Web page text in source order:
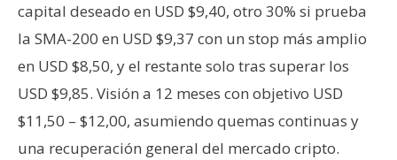
capital deseado en USD $9,40, otro 30% si prueba
la SMA-200 en USD $9,37 con un stop más amplio
en USD $8,50, y el restante solo tras superar los
USD $9,85. Visión a 12 meses con objetivo USD
$11,50 – $12,00, asumiendo quemas continuas y
una recuperación general del mercado cripto.